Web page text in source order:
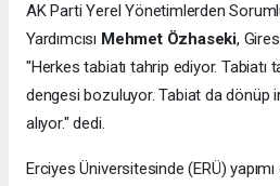
AK Parti Yerel Yönetimlerden
Yardımcısı Mehmet Özhaseki,
"Herkes tabiatı tahrip ediyor. Tabiatı
dengesi bozuluyor. Tabiat da dönüp
alıyor." dedi.
Erciyes Üniversitesinde (ERÜ)